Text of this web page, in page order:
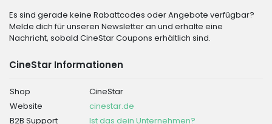
Es sind gerade keine Rabattcodes oder Angebote verfügbar?
Melde dich für unseren Newsletter an und erhalte eine
Nachricht, sobald CineStar Coupons erhältlich sind.
CineStar Informationen
Shop
CineStar
Website
cinestar.de
B2B Support
Ist das dein Unternehmen?